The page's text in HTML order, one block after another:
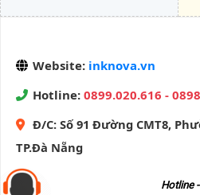
giá:
đến
Website: inknova.vn
Hotline: 0899.020.616 -
Đ/C: Số 91 Đường CMT8,
TP.Đà Nẵng
Hotline